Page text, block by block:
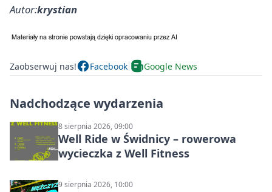
Autor:krystian
Zaobserwuj nas! Facebook Google News
Nadchodzące wydarzenia
8 sierpnia 2026, 09:00
Well Ride w Świdnicy – rowerowa
wycieczka z Well Fitness
9 sierpnia 2026, 10:00